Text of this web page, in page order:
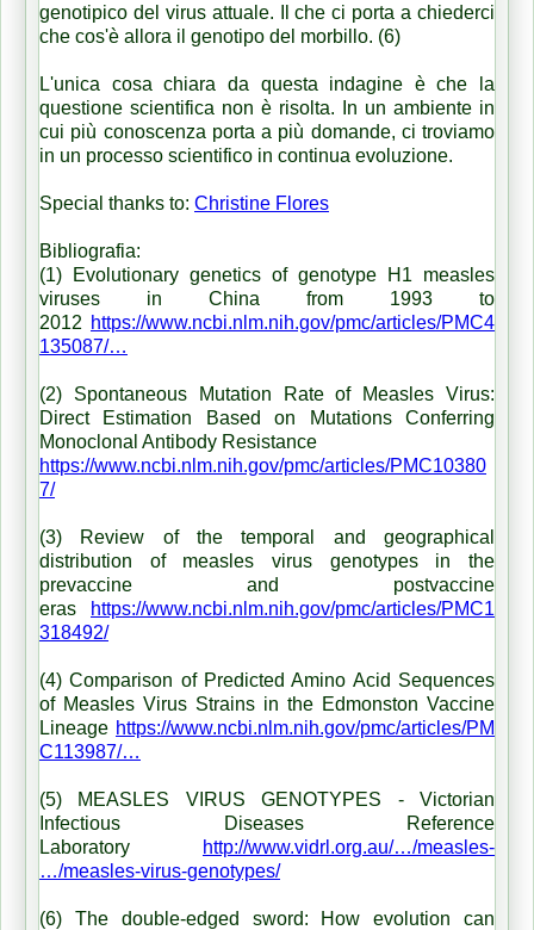
genotipico del virus attuale. Il che ci porta a chiederci
che cos'è allora il genotipo del morbillo. (6)
L'unica cosa chiara da questa indagine è che la
questione scientifica non è risolta. In un ambiente in
cui più conoscenza porta a più domande, ci troviamo
in un processo scientifico in continua evoluzione.
Special thanks to: Christine Flores
Bibliografia:
(1) Evolutionary genetics of genotype H1 measles
viruses in China from 1993 to
2012 https://www.ncbi.nlm.nih.gov/pmc/articles/PMC4
135087/…
(2) Spontaneous Mutation Rate of Measles Virus:
Direct Estimation Based on Mutations Conferring
Monoclonal Antibody Resistance
https://www.ncbi.nlm.nih.gov/pmc/articles/PMC10380
7/
(3) Review of the temporal and geographical
distribution of measles virus genotypes in the
prevaccine and postvaccine
eras
https://www.ncbi.nlm.nih.gov/pmc/articles/PMC1
318492/
(4) Comparison of Predicted Amino Acid Sequences
of Measles Virus Strains in the Edmonston Vaccine
Lineage https://www.ncbi.nlm.nih.gov/pmc/articles/PM
C113987/…
(5) MEASLES VIRUS GENOTYPES - Victorian
Infectious Diseases Reference
Laboratory
http://www.vidrl.org.au/…/measles-
…/measles-virus-genotypes/
(6) The double-edged sword: How evolution can